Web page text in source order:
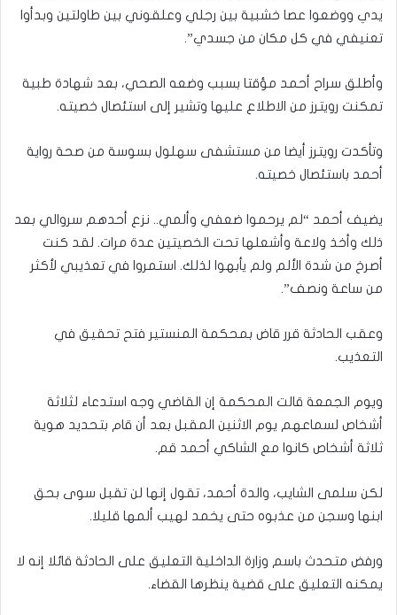
يدي ووضعوا عصا خشبية بين رجلي وعلقوني بين طاولتين وبدأوا
تعنيفي في كل مكان من جسدي”.
وأطلق سراح أحمد مؤقتا بسبب وضعه الصحي، بعد شهادة طبية
تمكنت رويترز من الاطلاع عليها وتشير إلى استئصال خصيته.
وتأكدت رويترز أيضا من مستشفى سهلول بسوسة من صحة رواية
أحمد باستئصال خصيته.
يضيف أحمد “لم يرحموا ضعفي وألمي.. نزع أحدهم سروالي بعد
ذلك وأخذ ولاعة وأشعلها تحت الخصيتين عدة مرات. لقد كنت
أصرخ من شدة الألم ولم يأبهوا لذلك. استمروا في تعذيبي لأكثر
من ساعة ونصف”.
وعقب الحادثة قرر قاض بمحكمة المنستير فتح تحقيق في
التعذيب.
ويوم الجمعة قالت المحكمة إن القاضي وجه استدعاء لثلاثة
أشخاص لسماعهم يوم الاثنين المقبل بعد أن قام بتحديد هوية
ثلاثة أشخاص كانوا مع الشاكي أحمد قم.
لكن سلمى الشايب، والدة أحمد، تقول إنها لن تقبل سوى بحق
ابنها وسجن من عذبوه حتى يخمد لهيب ألمها قليلا.
ورفض متحدث باسم وزارة الداخلية التعليق على الحادثة قائلا إنه لا
يمكنه التعليق على قضية ينظرها القضاء.